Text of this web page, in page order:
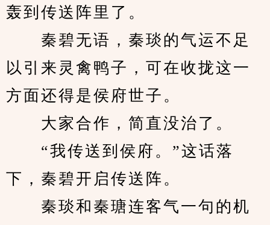
轰到传送阵里了。
秦碧无语，秦琰的气运不足
以引来灵禽鸭子，可在收拢这一
方面还得是侯府世子。
大家合作，简直没治了。
“我传送到侯府。”这话落
下，秦碧开启传送阵。
秦琰和秦瑭连客气一句的机